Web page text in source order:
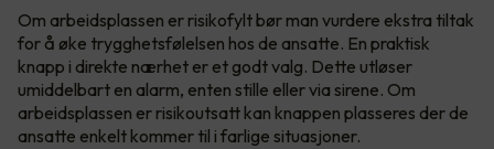
Om arbeidsplassen er risikofylt bør man vurdere ekstra tiltak
for å øke trygghetsfølelsen hos de ansatte. En praktisk
knapp i direkte nærhet er et godt valg. Dette utløser
umiddelbart en alarm, enten stille eller via sirene. Om
arbeidsplassen er risikoutsatt kan knappen plasseres der de
ansatte enkelt kommer til i farlige situasjoner.